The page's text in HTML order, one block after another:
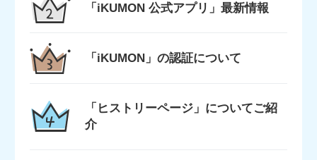
「iKUMON 公式アプリ」最新情報
「iKUMON」の認証について
「ヒストリーページ」についてご紹
介